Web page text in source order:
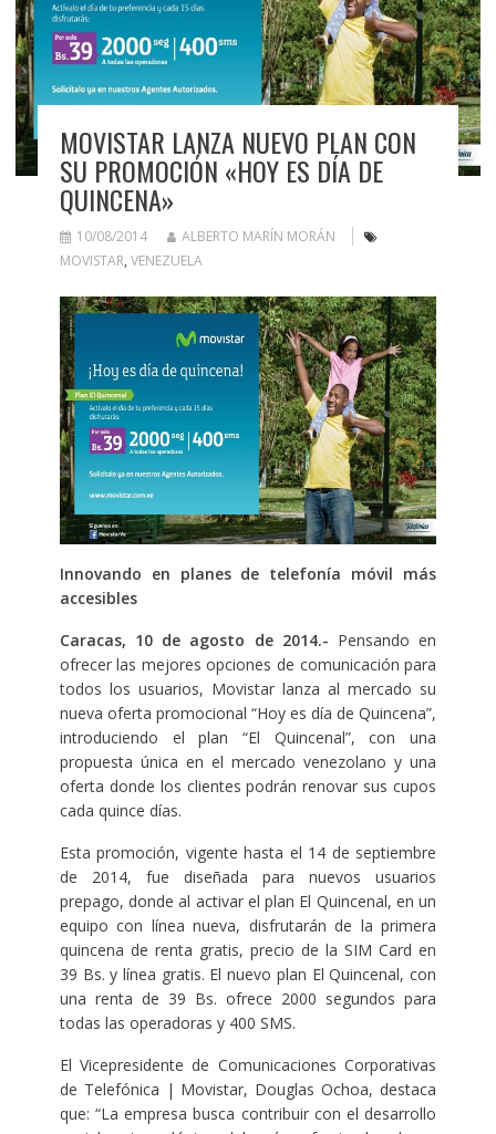
MOVISTAR LANZA NUEVO PLAN CON
SU PROMOCIÓN «HOY ES DÍA DE
QUINCENA»
10/08/2014
ALBERTO MARÍN MORÁN
MOVISTAR, VENEZUELA
Innovando en planes de telefonía móvil más
accesibles
Caracas, 10 de agosto de 2014.- Pensando en
ofrecer las mejores opciones de comunicación para
todos los usuarios, Movistar lanza al mercado su
nueva oferta promocional “Hoy es día de Quincena”,
introduciendo el plan “El Quincenal”, con una
propuesta única en el mercado venezolano y una
oferta donde los clientes podrán renovar sus cupos
cada quince días.
Esta promoción, vigente hasta el 14 de septiembre
de 2014, fue diseñada para nuevos usuarios
prepago, donde al activar el plan El Quincenal, en un
equipo con línea nueva, disfrutarán de la primera
quincena de renta gratis, precio de la SIM Card en
39 Bs. y línea gratis. El nuevo plan El Quincenal, con
una renta de 39 Bs. ofrece 2000 segundos para
todas las operadoras y 400 SMS.
El Vicepresidente de Comunicaciones Corporativas
de Telefónica | Movistar, Douglas Ochoa, destaca
que: “La empresa busca contribuir con el desarrollo